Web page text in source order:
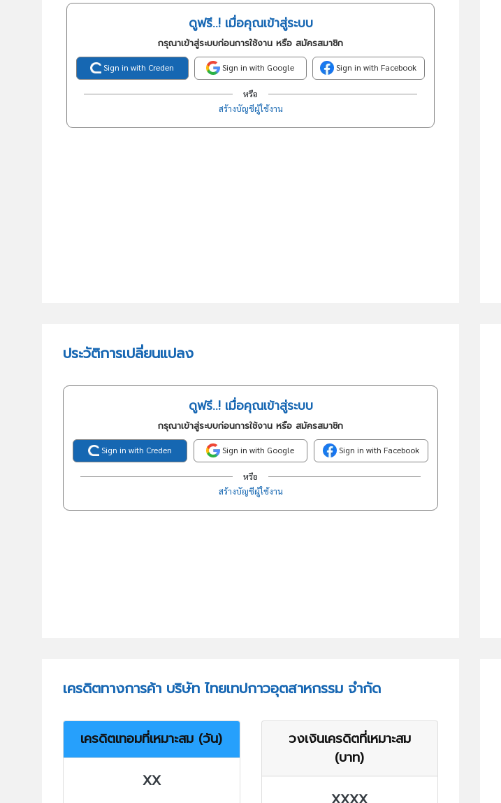
ดูฟรี..! เมื่อคุณเข้าสู่ระบบ
กรุณาเข้าสู่ระบบก่อนการใช้งาน หรือ สมัครสมาชิก
Sign in with Creden Sign in with Google Sign in with Facebook
หรือ
สร้างบัญชีผู้ใช้งาน
ประวัติการเปลี่ยนแปลง
ดูฟรี..! เมื่อคุณเข้าสู่ระบบ
กรุณาเข้าสู่ระบบก่อนการใช้งาน หรือ สมัครสมาชิก
Sign in with Creden Sign in with Google Sign in with Facebook
หรือ
สร้างบัญชีผู้ใช้งาน
เครดิตทางการค้า บริษัท ไทยเทปกาวอุตสาหกรรม จำกัด
เครดิตเทอมที่เหมาะสม (วัน)
XX
วงเงินเครดิตที่เหมาะสม
(บาท)